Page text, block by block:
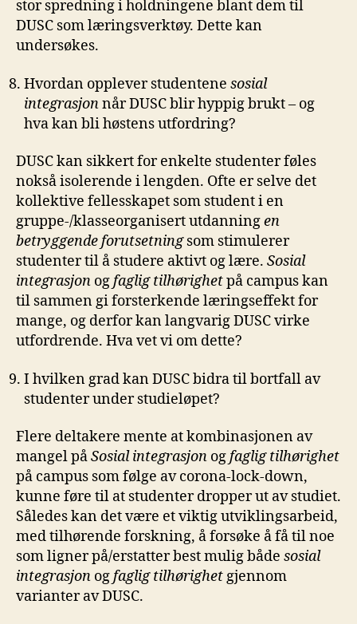
stor spredning i holdningene blant dem til
DUSC som læringsverktøy. Dette kan
undersøkes.
Hvordan opplever studentene sosial
integrasjonnår DUSC blir hyppig brukt – og
hva kan bli høstens utfordring?
DUSC kan sikkert for enkelte studenter føles
nokså isolerende i lengden. Ofte er selve det
kollektive fellesskapet som student i en
gruppe-/klasseorganisert utdanningen
betryggende forutsetningsom stimulerer
studenter til å studere aktivt og lære. Sosial
integrasjon ogfaglig tilhørighetpå campus kan
til sammen gi forsterkende læringseffekt for
mange, og derfor kan langvarig DUSC virke
utfordrende. Hva vet vi om dette?
I hvilken grad kan DUSC bidra til bortfall av
studenter under studieløpet?
Flere deltakere mente at kombinasjonen av
mangel påSosial integrasjon ogfaglig tilhørighet
på campus som følge av corona-lock-down,
kunne føre til at studenter dropper ut av studiet.
Således kan det være et viktig utviklingsarbeid,
med tilhørende forskning, å forsøke å få til noe
som ligner på/erstatter best mulig både sosial
integrasjon ogfaglig tilhørighetgjennom
varianter av DUSC.